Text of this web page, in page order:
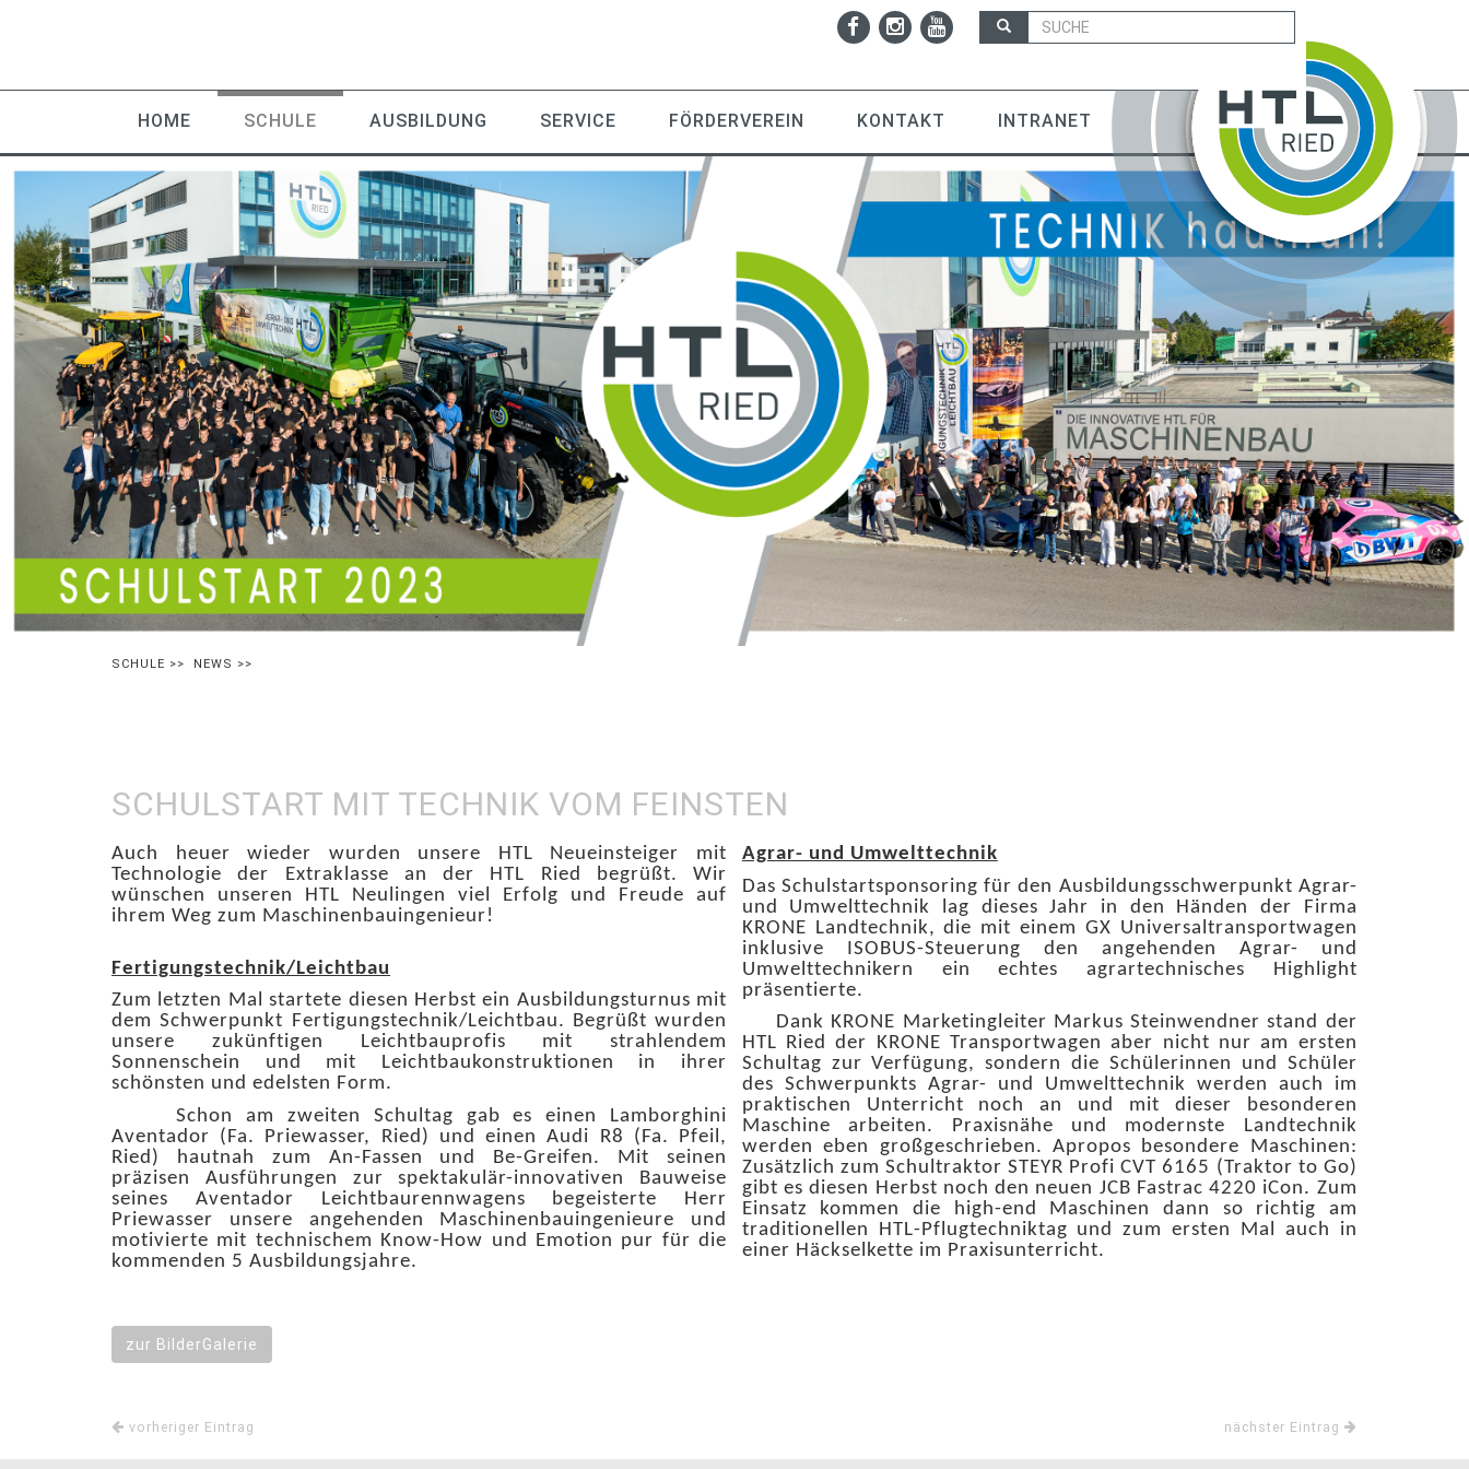
HOME SCHULE AUSBILDUNG SERVICE FÖRDERVEREIN KONTAKT INTRANET
SCHULE >> NEWS >>
SCHULSTART MIT TECHNIK VOM FEINSTEN
Auch heuer wieder wurden unsere HTL Neueinsteiger mit
Technologie der Extraklasse an der HTL Ried begrüßt. Wir
wünschen unseren HTL Neulingen viel Erfolg und Freude auf
ihrem Weg zum Maschinenbauingenieur!
Fertigungstechnik/Leichtbau
Zum letzten Mal startete diesen Herbst ein Ausbildungsturnus mit
dem Schwerpunkt Fertigungstechnik/Leichtbau. Begrüßt wurden
unsere zukünftigen Leichtbauprofis mit strahlendem
Sonnenschein und mit Leichtbaukonstruktionen in ihrer
schönsten und edelsten Form.
Schon am zweiten Schultag gab es einen Lamborghini
Aventador (Fa. Priewasser, Ried) und einen Audi R8 (Fa. Pfeil,
Ried) hautnah zum An-Fassen und Be-Greifen. Mit seinen
präzisen Ausführungen zur spektakulär-innovativen Bauweise
seines Aventador Leichtbaurennwagens begeisterte Herr
Priewasser unsere angehenden Maschinenbauingenieure und
motivierte mit technischem Know-How und Emotion pur für die
kommenden 5 Ausbildungsjahre.
Agrar- und Umwelttechnik
Das Schulstartsponsoring für den Ausbildungsschwerpunkt Agrar-
und Umwelttechnik lag dieses Jahr in den Händen der Firma
KRONE Landtechnik, die mit einem GX Universaltransportwagen
inklusive ISOBUS-Steuerung den angehenden Agrar- und
Umwelttechnikern ein echtes agrartechnisches Highlight
präsentierte.
Dank KRONE Marketingleiter Markus Steinwendner stand der
HTL Ried der KRONE Transportwagen aber nicht nur am ersten
Schultag zur Verfügung, sondern die Schülerinnen und Schüler
des Schwerpunkts Agrar- und Umwelttechnik werden auch im
praktischen Unterricht noch an und mit dieser besonderen
Maschine arbeiten. Praxisnähe und modernste Landtechnik
werden eben großgeschrieben. Apropos besondere Maschinen:
Zusätzlich zum Schultraktor STEYR Profi CVT 6165 (Traktor to Go)
gibt es diesen Herbst noch den neuen JCB Fastrac 4220 iCon. Zum
Einsatz kommen die high-end Maschinen dann so richtig am
traditionellen HTL-Pflugtechniktag und zum ersten Mal auch in
einer Häckselkette im Praxisunterricht.
zur BilderGalerie
vorheriger Eintrag nächster Eintrag